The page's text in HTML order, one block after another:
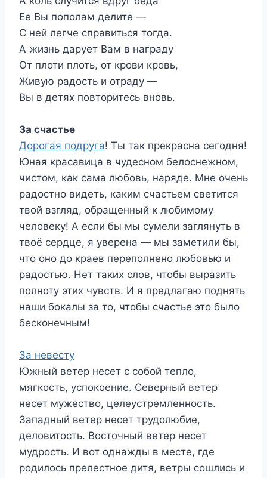
Ее Вы пополам делите —
С ней легче справиться тогда.
А жизнь дарует Вам в награду
От плоти плоть, от крови кровь,
Живую радость и отраду —
Вы в детях повторитесь вновь.
За счастье
Дорогая подруга! Ты так прекрасна сегодня!
Юная красавица в чудесном белоснежном,
чистом, как сама любовь, наряде. Мне очень
радостно видеть, каким счастьем светится
твой взгляд, обращенный к любимому
человеку! А если бы мы сумели заглянуть в
твоё сердце, я уверена — мы заметили бы,
что оно до краев переполнено любовью и
радостью. Нет таких слов, чтобы выразить
полноту этих чувств. И я предлагаю поднять
наши бокалы за то, чтобы счастье это было
бесконечным!
За невесту
Южный ветер несет с собой тепло,
мягкость, успокоение. Северный ветер
несет мужество, целеустремленность.
Западный ветер несет трудолюбие,
деловитость. Восточный ветер несет
мудрость. И вот однажды в месте, где
родилось прелестное дитя, ветры сошлись и